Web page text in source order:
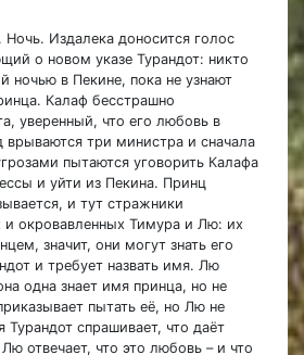
Издалека доносится голос
о новом указе Турандот: никто
ночью в Пекине, пока не узнают
Калаф бесстрашно
уверенный, что его любовь в
врываются три министра и сначала
пытаются уговорить Калафа
и уйти из Пекина. Принц
и тут стражники
и окровавленных Тимура и Лю: их
значит, они могут знать его
и требует назвать имя. Лю
одна знает имя принца, но не
пытать её, но Лю не
Турандот спрашивает, что даёт
отвечает, что это любовь – и что